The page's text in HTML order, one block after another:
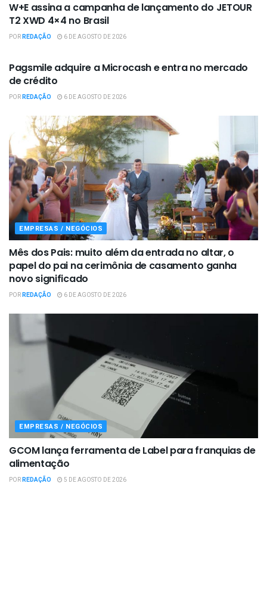
W+E assina a campanha de lançamento do JETOUR
T2 XWD 4×4 no Brasil
PORREDAÇÃO 6 DE AGOSTO DE 2026
Pagsmile adquire a Microcash e entra no mercado
de crédito
PORREDAÇÃO 6 DE AGOSTO DE 2026
EMPRESAS / NEGÓCIOS
Mês dos Pais: muito além da entrada no altar, o
papel do pai na cerimônia de casamento ganha
novo significado
PORREDAÇÃO 6 DE AGOSTO DE 2026
EMPRESAS / NEGÓCIOS
GCOM lança ferramenta de Label para franquias de
alimentação
PORREDAÇÃO 5 DE AGOSTO DE 2026